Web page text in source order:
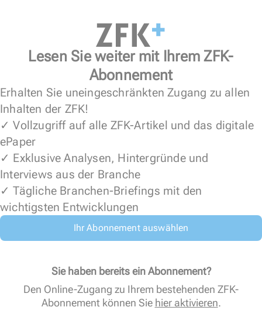
Lesen Sie weiter mit Ihrem ZFK-
Abonnement
Erhalten Sie uneingeschränkten Zugang zu allen
Inhalten der ZFK!
✓ Vollzugriff auf alle ZFK-Artikel und das digitale
ePaper
✓ Exklusive Analysen, Hintergründe und
Interviews aus der Branche
✓ Tägliche Branchen-Briefings mit den
wichtigsten Entwicklungen
Ihr Abonnement auswählen
Sie haben bereits ein Abonnement?
Den Online-Zugang zu Ihrem bestehenden ZFK-
Abonnement können Sie hier aktivieren.